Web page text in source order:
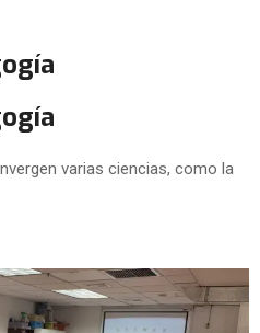
varias ciencias, como la